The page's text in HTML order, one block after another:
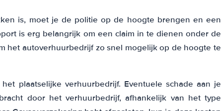
is, moet je de politie op de hoogte brengen en een
is erg belangrijk om een claim in te dienen onder de
het autoverhuurbedrijf zo snel mogelijk op de hoogte te
plaatselijke verhuurbedrijf. Eventuele schade aan je
door het verhuurbedrijf, afhankelijk van het type